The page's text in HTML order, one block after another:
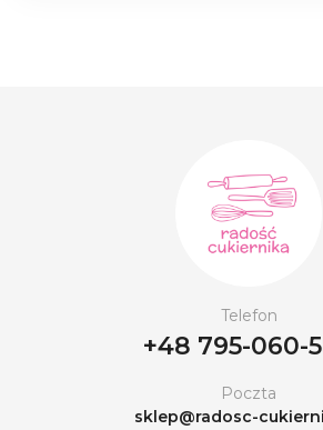
Telefon
+48 795-060-
Poczta
sklep@radosc-